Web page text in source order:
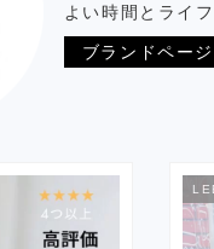
よい時間とライ
ブランドページ